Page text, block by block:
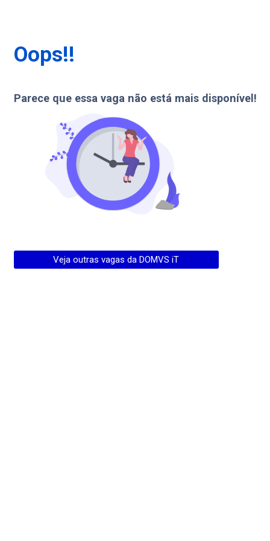
Oops!!
Parece que essa vaga não está mais disponível!
Veja outras vagas da DOMVS iT